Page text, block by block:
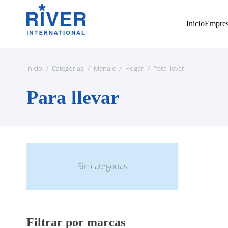
Inicio
Inicio / Categorias / Menaje / Hogar / Para llevar
Para llevar
Sin categorías
Filtrar por marcas